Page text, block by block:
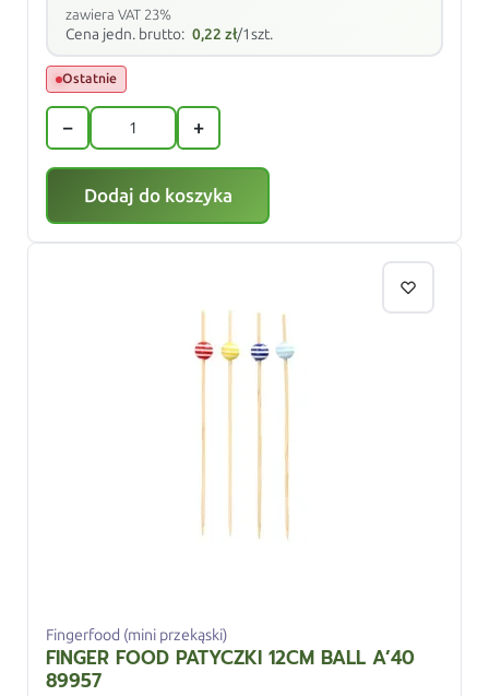
zawiera VAT 23%
Cena jedn. brutto: 0,22zł/1szt.
Ostatnie
− +
Dodaj do koszyka
Fingerfood (mini przekąski)
FINGER FOOD PATYCZKI 12CM BALL A’40
89957